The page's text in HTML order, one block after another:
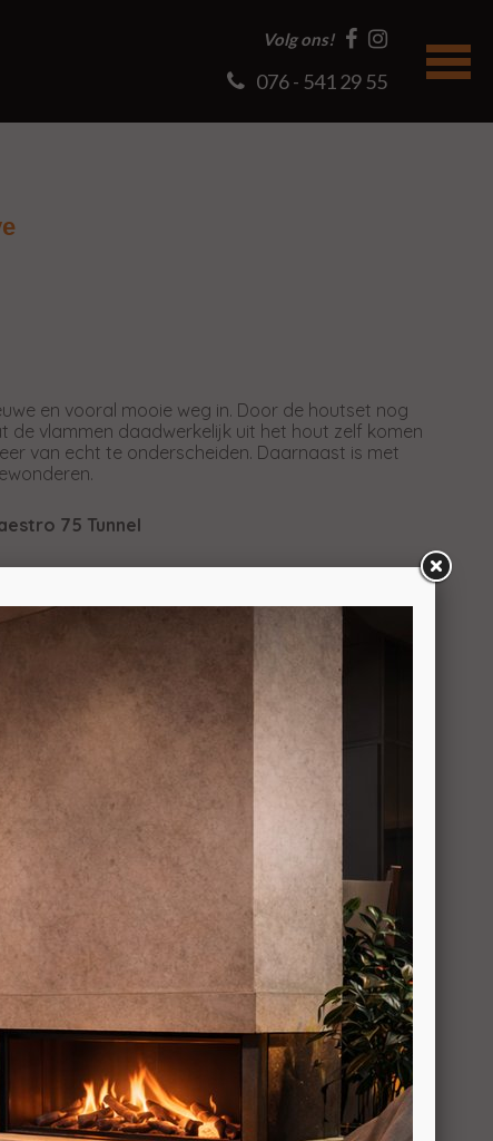
Volg ons!
076 - 541 29 55
en vooral mooie weg in. Door de houtset nog
vlammen daadwerkelijk uit het hout zelf komen
van echt te onderscheiden. Daarnaast is met
75 Tunnel
Wave functie waarmee met één druk op de knop
kachel minder vermogen geeft en een zeer
DRU door de vlammen dan weer hoog en dan
van een echt houthaard gewend bent.
een dubbele brander. Door één brander uit te
terwijl er wel een mooi vlambeeld blijft.
Dynamic Flame Burner. Dit systeem bestaat uit
zorgt voor breedte en diepte in het vuur.
uitgeschakeld, geeft volume en hoogte aan de
houtblokken, waardoor de vlammen om de
Tunnel
heeft een eenvoudig systeem waarbij de
bij de binnenkant en is de ruit zonder
reinigen wanneer dit een keer nodig is.